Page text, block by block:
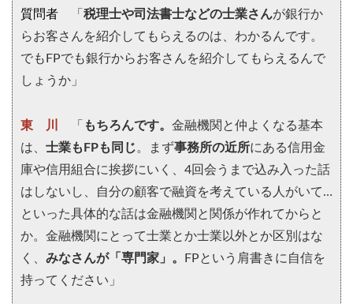
質問者 「 税理士や司法書士などの士業さんが銀行か
らお客さんを紹介してもらえるのは、わかるんです。
でもFPでも銀行からお客さんを紹介してもらえるんで
しょうか」
東 川 「 もちろんです。 金融機関と仲よくなる基本
は、 士業もFPも同じ。まず事務所の近所にある信用金
庫や信用組合に挨拶にいく、4回会うまで込み入った話
はしないし、自分の顧客で融資を考えている人がいて…
といった具体的な話は金融機関と関係が作れてからと
か。金融機関にとって士業とか士業以外とか区別はな
く、 みなさんが「専門家」。
FPという肩書きに自信を
持ってください」